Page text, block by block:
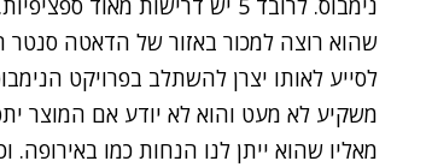
נימבוס. לרובד 5 יש דרישות
שהוא רוצה למכור באזור של הדאטה סנטר
לסייע לאותו יצרן להשתלב בפרויקט
משקיע לא מעט והוא לא יודע אם המוצר
מאליו שהוא ייתן לנו הנחות כמו באירופה.